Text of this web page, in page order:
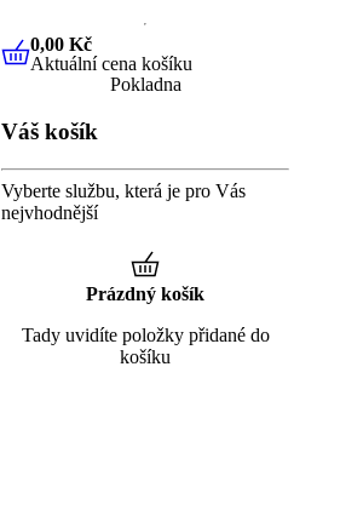
0,00 KčAktuální cena košíku
0,00 Kč
Aktuální cena košíku
Pokladna
Váš košík
Vyberte službu, která je pro Vás
nejvhodnější
Prázdný košík
Tady uvidíte položky přidané do
košíku